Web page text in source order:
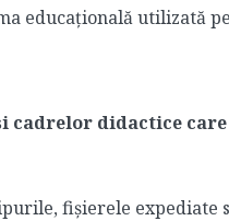
educațională utilizată
didactice
fișierele